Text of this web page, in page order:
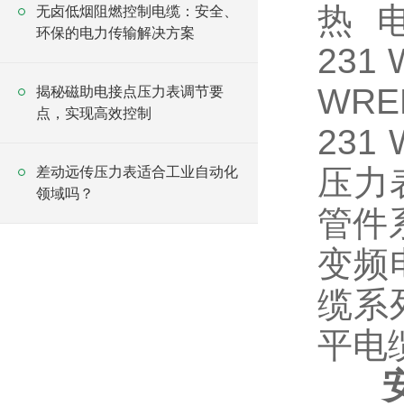
无卤低烟阻燃控制电缆：安全、
环保的电力传输解决方案
揭秘磁助电接点压力表调节要
点，实现高效控制
差动远传压力表适合工业自动化
领域吗？
热
231
231
压力
管件
变频
缆系
平电